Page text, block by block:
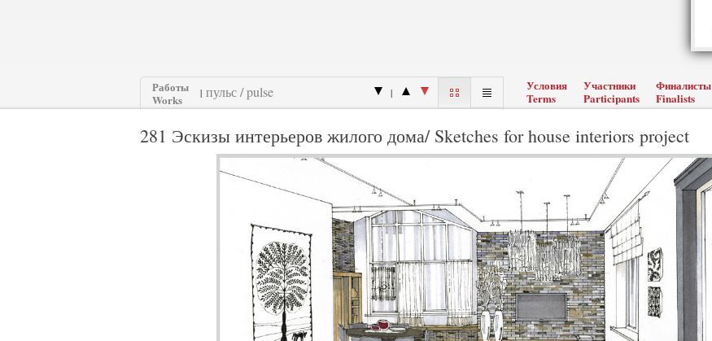
Работы
Works
| |
Условия
Terms
Участники
Participants
Финалисты
Finalists
281 Эскизы интерьеров жилого дома/ Sketches for house interiors project